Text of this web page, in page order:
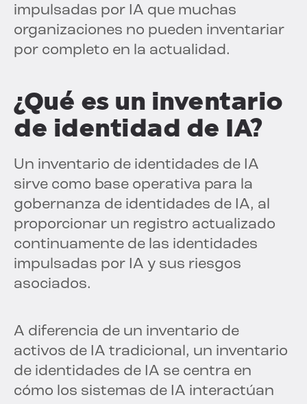
impulsadas por IA que muchas
organizaciones no pueden inventariar
por completo en la actualidad.
¿Qué es un inventario
de identidad de IA?
Un inventario de identidades de IA
sirve como base operativa para la
gobernanza de identidades de IA, al
proporcionar un registro actualizado
continuamente de las identidades
impulsadas por IA y sus riesgos
asociados.
A diferencia de un inventario de
activos de IA tradicional, un inventario
de identidades de IA se centra en
cómo los sistemas de IA interactúan